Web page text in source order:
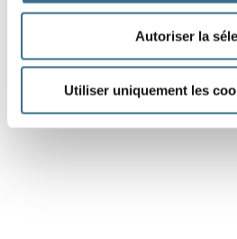
Autoriser la
Utiliser uniquement les